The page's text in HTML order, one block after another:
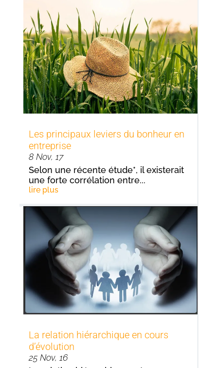
Les principaux leviers du bonheur en
entreprise
8 Nov, 17
Selon une récente étude*, il existerait
une forte corrélation entre...
lire plus
La relation hiérarchique en cours
d’évolution
25 Nov, 16